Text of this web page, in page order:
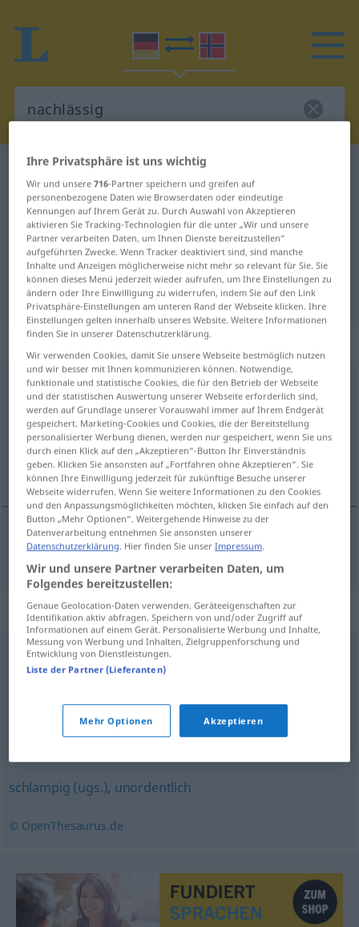
Deutsch-Norwegisch Wörterbuch
Deutsch-Norwegisch Übersetzung
für "nachlässig"
"nachlässig" Norwegisch
Übersetzung
„nachlässig“
nachlässig
Übersicht aller Übersetzungen
(Für mehr Details die Übersetzung anklicken/antippen)
slurvete, skjødesløs
slurvete,skjødesløs nachlässig
Synonyme für "nachlässig"
unaufmerksam,flüchtig,oberflächlich
fahrlässig,riskant,achtlos, unachtsam,gedankenlos
schlampig (ugs.), unordentlich
© OpenThesaurus.de
Ihre Privatsphäre ist uns wichtig
Wir und unsere716-Partner speichern und greifen auf
personenbezogene Daten wie Browserdaten oder eindeutige
Kennungen auf Ihrem Gerät zu. Durch Auswahl von Akzeptieren
aktivieren Sie Tracking-Technologien für die unter „Wir und unsere
Partner verarbeiten Daten, um Ihnen Dienste bereitzustellen“
aufgeführten Zwecke. Wenn Tracker deaktiviert sind, sind manche
Inhalte und Anzeigen möglicherweise nicht mehr so relevant für Sie. Sie
können dieses Menü jederzeit wieder aufrufen, um Ihre Einstellungen zu
ändern oder Ihre Einwilligung zu widerrufen, indem Sie auf den Link
Privatsphäre-Einstellungen am unteren Rand der Webseite klicken. Ihre
Einstellungen gelten innerhalb unseres Website. Weitere Informationen
finden Sie in unserer Datenschutzerklärung.
Wir verwenden Cookies, damit Sie unsere Webseite bestmöglich nutzen
und wir besser mit Ihnen kommunizieren können. Notwendige,
funktionale und statistische Cookies, die für den Betrieb der Webseite
und der statistischen Auswertung unserer Webseite erforderlich sind,
werden auf Grundlage unserer Vorauswahl immer auf Ihrem Endgerät
gespeichert. Marketing-Cookies und Cookies, die der Bereitstellung
personalisierter Werbung dienen, werden nur gespeichert, wenn Sie uns
durch einen Klick auf den „Akzeptieren“-Button Ihr Einverständnis
geben. Klicken Sie ansonsten auf „Fortfahren ohne Akzeptieren“. Sie
können Ihre Einwilligung jederzeit für zukünftige Besuche unserer
Webseite widerrufen. Wenn Sie weitere Informationen zu den Cookies
und den Anpassungsmöglichkeiten möchten, klicken Sie einfach auf den
Button „Mehr Optionen“. Weitergehende Hinweise zu der
Datenverarbeitung entnehmen Sie ansonsten unserer
Datenschutzerklärung. Hier finden Sie unserImpressum.
Wir und unsere Partner verarbeiten Daten, um
Folgendes bereitzustellen:
Genaue Geolocation-Daten verwenden. Geräteeigenschaften zur
Identifikation aktiv abfragen. Speichern von und/oder Zugriff auf
Informationen auf einem Gerät. Personalisierte Werbung und Inhalte,
Messung von Werbung und Inhalten, Zielgruppenforschung und
Entwicklung von Dienstleistungen.
Liste der Partner (Lieferanten)
Mehr Optionen Akzeptieren